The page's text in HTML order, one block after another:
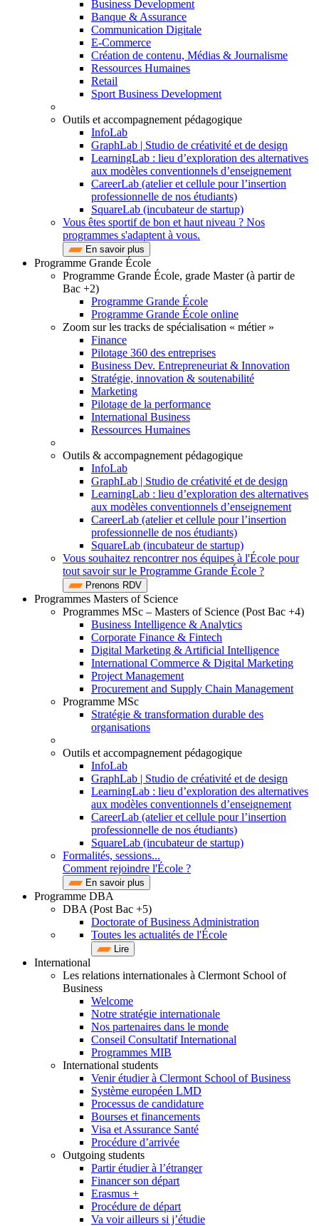
Business Development
Banque & Assurance
Communication Digitale
E-Commerce
Création de contenu, Médias & Journalisme
Ressources Humaines
Retail
Sport Business Development
Outils et accompagnement pédagogique
InfoLab
GraphLab | Studio de créativité et de design
LearningLab : lieu d’exploration des alternatives
aux modèles conventionnels d’enseignement
CareerLab (atelier et cellule pour l’insertion
professionnelle de nos étudiants)
SquareLab (incubateur de startup)
Vous êtes sportif de bon et haut niveau ? Nos
programmes s'adaptent à vous.
En savoir plus
Programme Grande École
Programme Grande École, grade Master (à partir de
Bac +2)
Programme Grande École
Programme Grande École online
Zoom sur les tracks de spécialisation « métier »
Finance
Pilotage 360 des entreprises
Business Dev. Entrepreneuriat & Innovation
Stratégie, innovation & soutenabilité
Marketing
Pilotage de la performance
International Business
Ressources Humaines
Outils & accompagnement pédagogique
InfoLab
GraphLab | Studio de créativité et de design
LearningLab : lieu d’exploration des alternatives
aux modèles conventionnels d’enseignement
CareerLab (atelier et cellule pour l’insertion
professionnelle de nos étudiants)
SquareLab (incubateur de startup)
Vous souhaitez rencontrer nos équipes à l'École pour
tout savoir sur le Programme Grande École ?
Prenons RDV
Programmes Masters of Science
Programmes MSc – Masters of Science (Post Bac +4)
Business Intelligence & Analytics
Corporate Finance & Fintech
Digital Marketing & Artificial Intelligence
International Commerce & Digital Marketing
Project Management
Procurement and Supply Chain Management
Programme MSc
Stratégie & transformation durable des
organisations
Outils et accompagnement pédagogique
InfoLab
GraphLab | Studio de créativité et de design
LearningLab : lieu d’exploration des alternatives
aux modèles conventionnels d’enseignement
CareerLab (atelier et cellule pour l’insertion
professionnelle de nos étudiants)
SquareLab (incubateur de startup)
Formalités, sessions...
Comment rejoindre l'École ?
En savoir plus
Programme DBA
DBA (Post Bac +5)
Doctorate of Business Administration
Toutes les actualités de l'École
Lire
International
Les relations internationales à Clermont School of
Business
Welcome
Notre stratégie internationale
Nos partenaires dans le monde
Conseil Consultatif International
Programmes MIB
International students
Venir étudier à Clermont School of Business
Système européen LMD
Processus de candidature
Bourses et financements
Visa et Assurance Santé
Procédure d’arrivée
Outgoing students
Partir étudier à l’étranger
Financer son départ
Erasmus +
Procédure de départ
Va voir ailleurs si j’étudie